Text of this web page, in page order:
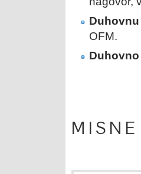
OFM.
M I S N